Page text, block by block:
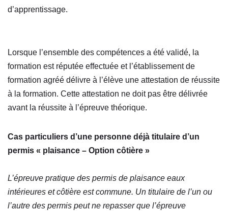
d’apprentissage.
Lorsque l’ensemble des compétences a été validé, la
formation est réputée effectuée et l’établissement de
formation agréé délivre à l’élève une attestation de réussite
à la formation. Cette attestation ne doit pas être délivrée
avant la réussite à l’épreuve théorique.
Cas particuliers d’une personne déjà titulaire d’un
permis « plaisance – Option côtière »
L’épreuve pratique des permis de plaisance eaux
intérieures et côtière est commune. Un titulaire de l’un ou
l’autre des permis peut ne repasser que l’épreuve